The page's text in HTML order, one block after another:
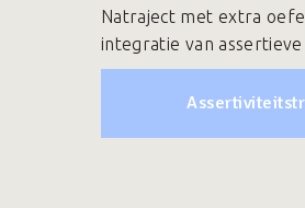
Natraject met extra
integratie van